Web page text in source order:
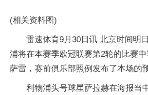
(相关资料图)
雷速体育9月30日讯 北京时间明
浦将在本赛季欧冠联赛第2轮的比赛
萨雷，赛前俱乐部照例发布了本场的
利物浦头号球星萨拉赫在海报当